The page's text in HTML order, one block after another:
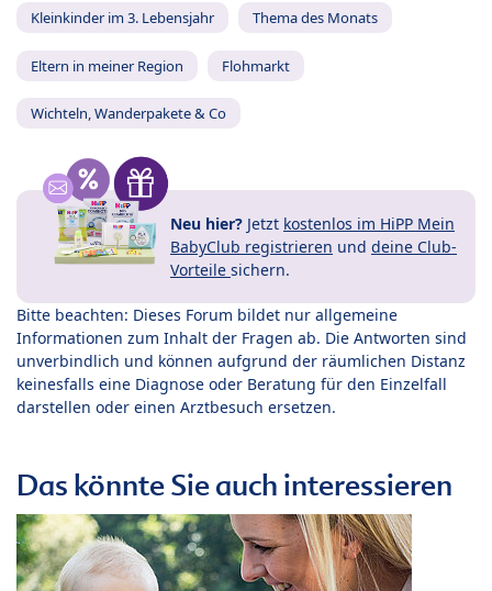
Kleinkinder im 3. Lebensjahr Thema des Monats
Eltern in meiner Region Flohmarkt
Wichteln, Wanderpakete & Co
Neu hier? Jetzt kostenlos im HiPP Mein
BabyClub registrieren und deine Club-
Vorteile sichern.
Bitte beachten: Dieses Forum bildet nur allgemeine
Informationen zum Inhalt der Fragen ab. Die Antworten sind
unverbindlich und können aufgrund der räumlichen Distanz
keinesfalls eine Diagnose oder Beratung für den Einzelfall
darstellen oder einen Arztbesuch ersetzen.
Das könnte Sie auch interessieren